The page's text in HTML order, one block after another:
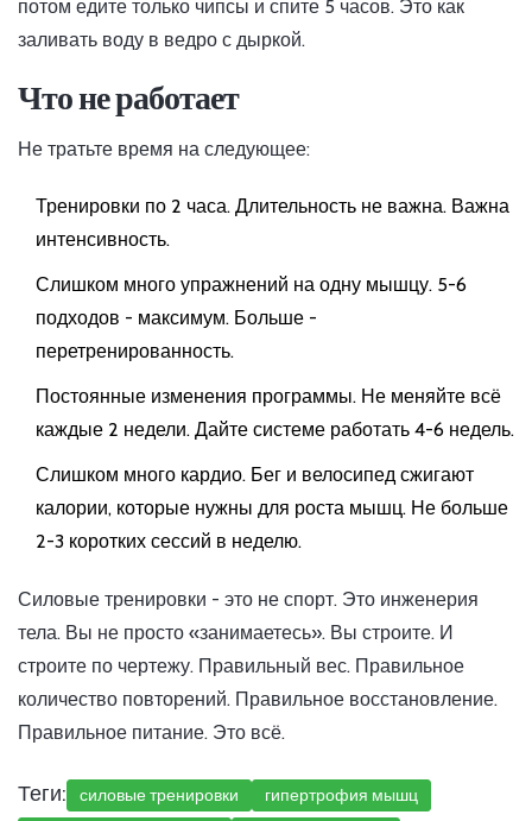
потом едите только чипсы и спите 5 часов. Это как
заливать воду в ведро с дыркой.
Что не работает
Не тратьте время на следующее:
Тренировки по 2 часа. Длительность не важна. Важна
интенсивность.
Слишком много упражнений на одну мышцу. 5-6
подходов - максимум. Больше -
перетренированность.
Постоянные изменения программы. Не меняйте всё
каждые 2 недели. Дайте системе работать 4-6 недель.
Слишком много кардио. Бег и велосипед сжигают
калории, которые нужны для роста мышц. Не больше
2-3 коротких сессий в неделю.
Силовые тренировки - это не спорт. Это инженерия
тела. Вы не просто «занимаетесь». Вы строите. И
строите по чертежу. Правильный вес. Правильное
количество повторений. Правильное восстановление.
Правильное питание. Это всё.
Теги: силовые тренировки
гипертрофия мышц